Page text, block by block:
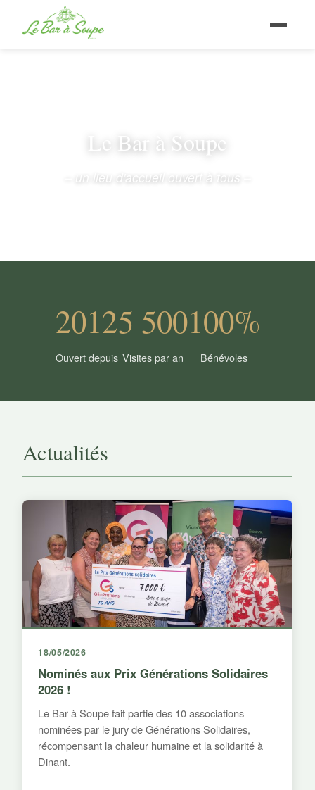
Le Bar à Soupe
– un lieu d'accueil ouvert à tous –
2012
Ouvert depuis
5 500
Visites par an
100%
Bénévoles
Actualités
18/05/2026
Nominés aux Prix Générations Solidaires
2026 !
Le Bar à Soupe fait partie des 10 associations
nominées par le jury de Générations Solidaires,
récompensant la chaleur humaine et la solidarité à
Dinant.